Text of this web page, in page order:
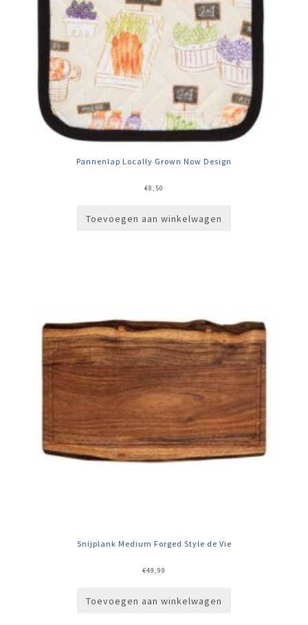
Pannenlap Locally Grown Now Design
€8,50
Toevoegen aan winkelwagen
Snijplank Medium Forged Style de Vie
€49,99
Toevoegen aan winkelwagen